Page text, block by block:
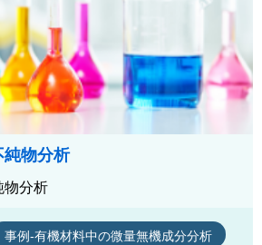
純物分析
物分析
事例-有機材料中の微量無機成分分析